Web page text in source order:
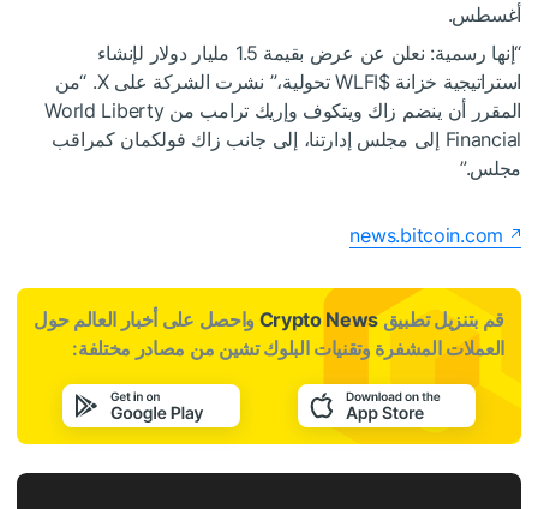
أغسطس.
“إنها رسمية: نعلن عن عرض بقيمة 1.5 مليار دولار لإنشاء
استراتيجية خزانة$WLFI
تحولية،” نشرت الشركة على X. “من
المقرر أن ينضم زاك ويتكوف وإريك ترامب من World Liberty
Financial إلى مجلس إدارتنا، إلى جانب زاك فولكمان كمراقب
مجلس.”
news.bitcoin.com
قم بتنزيل تطبيقCrypto News واحصل على أخبار العالم حول
العملات المشفرة وتقنيات البلوك تشين من مصادر مختلفة: